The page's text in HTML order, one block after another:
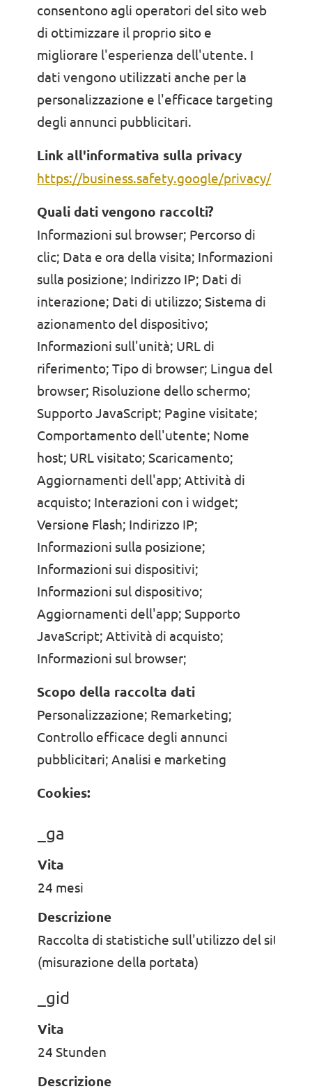
consentono agli operatori del sito web
di ottimizzare il proprio sito e
migliorare l'esperienza dell'utente. I
dati vengono utilizzati anche per la
personalizzazione e l'efficace targeting
degli annunci pubblicitari.
Link all'informativa sulla privacy
https://business.safety.google/privacy/
Quali dati vengono raccolti?
Informazioni sul browser; Percorso di
clic; Data e ora della visita; Informazioni
sulla posizione; Indirizzo IP; Dati di
interazione; Dati di utilizzo; Sistema di
azionamento del dispositivo;
Informazioni sull'unità; URL di
riferimento; Tipo di browser; Lingua del
browser; Risoluzione dello schermo;
Supporto JavaScript; Pagine visitate;
Comportamento dell'utente; Nome
host; URL visitato; Scaricamento;
Aggiornamenti dell'app; Attività di
acquisto; Interazioni con i widget;
Versione Flash; Indirizzo IP;
Informazioni sulla posizione;
Informazioni sui dispositivi;
Informazioni sul dispositivo;
Aggiornamenti dell'app; Supporto
JavaScript; Attività di acquisto;
Informazioni sul browser;
Scopo della raccolta dati
Personalizzazione; Remarketing;
Controllo efficace degli annunci
pubblicitari; Analisi e marketing
Cookies:
_ga
Vita
24 mesi
Descrizione
Raccolta di statistiche sull'utilizzo del sito
(misurazione della portata)
_gid
Vita
24 Stunden
Descrizione